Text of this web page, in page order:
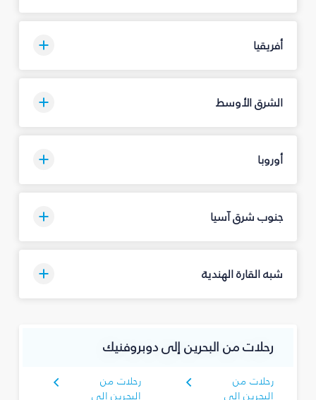
أفريقيا
الشرق الأوسط
أوروبا
جنوب شرق آسيا
شبه القارة الهندية
رحلات من البحرين إلى دوبروفنيك
رحلات من
البحرين إلى
رحلات من
البحرين إلى